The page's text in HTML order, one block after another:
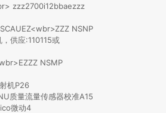
zzz2700i12bbaezzz
NSNP
供应:110115或
NSMP
机P26
质量流量传感器校准A15
微动4